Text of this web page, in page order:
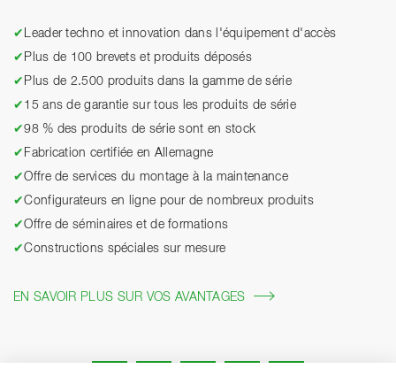
✔ Leader techno et innovation dans l'équipement d'accès
✔ Plus de 100 brevets et produits déposés
✔ Plus de 2.500 produits dans la gamme de série
✔ 15 ans de garantie sur tous les produits de série
✔98 % des produits de série sont en stock
✔ Fabrication certifiée en Allemagne
✔Offre de services du montage à la maintenance
✔Configurateurs en ligne pour de nombreux produits
✔Offre de séminaires et de formations
✔Constructions spéciales sur mesure
EN SAVOIR PLUS SUR VOS AVANTAGES